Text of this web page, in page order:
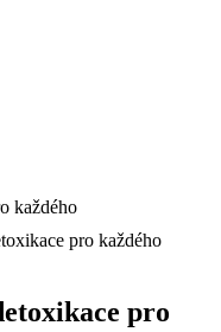
pro každého
pro